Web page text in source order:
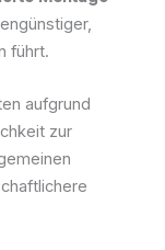
führt.
aufgrund
zur